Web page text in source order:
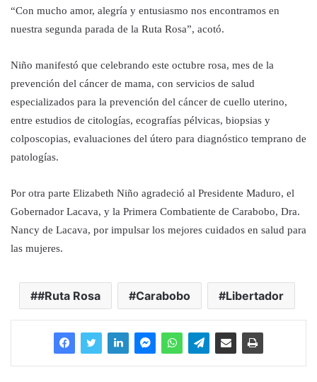
“Con mucho amor, alegría y entusiasmo nos encontramos en
nuestra segunda parada de la Ruta Rosa”, acotó.
Niño manifestó que celebrando este octubre rosa, mes de la
prevención del cáncer de mama, con servicios de salud
especializados para la prevención del cáncer de cuello uterino,
entre estudios de citologías, ecografías pélvicas, biopsias y
colposcopias, evaluaciones del útero para diagnóstico temprano de
patologías.
Por otra parte Elizabeth Niño agradeció al Presidente Maduro, el
Gobernador Lacava, y la Primera Combatiente de Carabobo, Dra.
Nancy de Lacava, por impulsar los mejores cuidados en salud para
las mujeres.
#Ruta Rosa Carabobo Libertador